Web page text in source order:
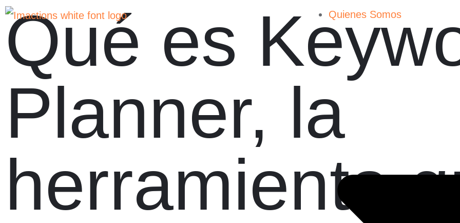
Quienes Somos
Qué es
Planner, la
herramienta